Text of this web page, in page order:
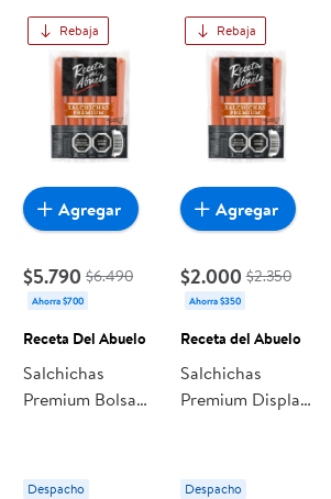
despacho a domicilio o retiro en tienda, y
oportunidad sea realmente conveniente
Rebaja
$5.790 $6.490
Ahorra $700
Receta Del Abuelo
Salchichas
Premium Bolsa
Abuelo
Despacho
Agregar
Rebaja
$2.000 $2.350
Ahorra $350
Receta del Abuelo
Salchichas
Premium Display
Abuelo
Despacho
Agregar